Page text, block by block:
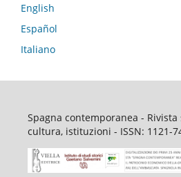
English
Español
Italiano
Spagna contemporanea -
cultura, istituzioni - ISSN: 1121-